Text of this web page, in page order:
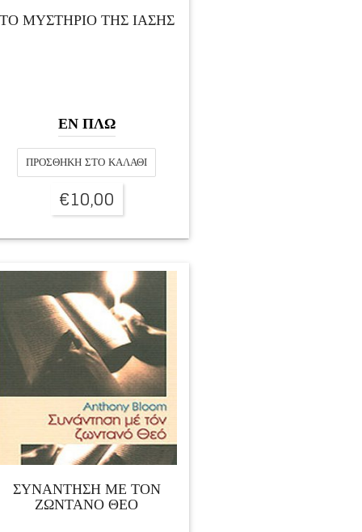
ΜΥΣΤΗΡΙΟ ΤΗΣ ΙΑΣΗΣ
ΕΝ ΠΛΩ
ΠΡΟΣΘΉΚΗ ΣΤΟ ΚΑΛΆΘΙ
€10,00
ΣΥΝΑΝΤΗΣΗ ΜΕ ΤΟΝ
ΖΩΝΤΑΝΟ ΘΕΟ